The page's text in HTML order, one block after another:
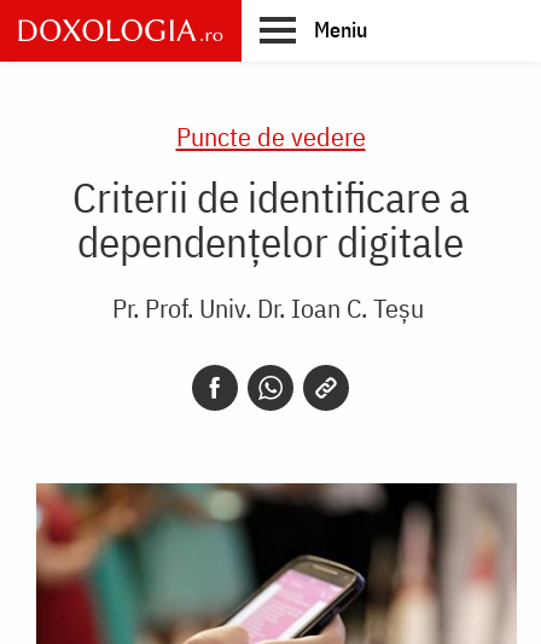
Skip
to
main
Meniu
Puncte de vedere
Criterii de identificare a
dependențelor digitale
Pr. Prof. Univ. Dr. Ioan C. Teșu